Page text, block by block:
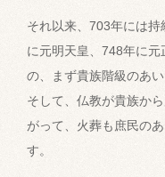
それ以来、703年には
に元明天皇、748年に
の、まず貴族階級のあ
そして、仏教が貴族か
がって、火葬も庶民の
す。